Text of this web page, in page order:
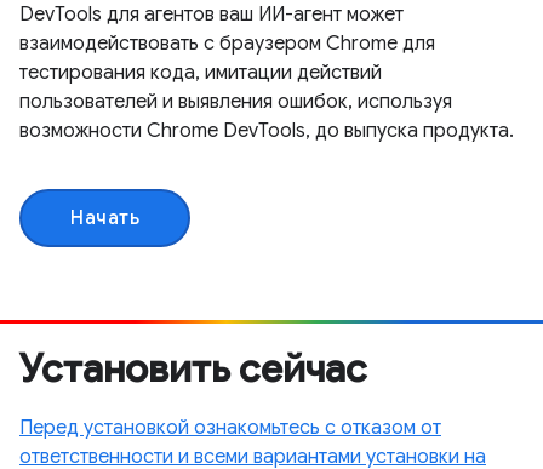
DevTools для агентов ваш ИИ-агент может
взаимодействовать с браузером Chrome для
тестирования кода, имитации действий
пользователей и выявления ошибок, используя
возможности Chrome DevTools, до выпуска продукта.
Начать
Установить сейчас
Перед установкой ознакомьтесь с отказом от
ответственности и всеми вариантами установки на